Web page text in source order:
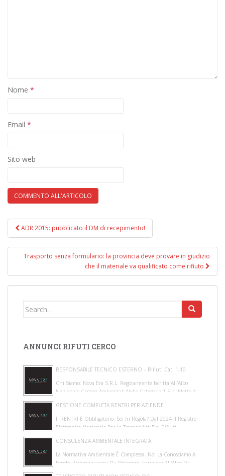
Nome *
Email *
Sito web
Navigazione post
ADR 2015: pubblicato il DM di recepimento!
Trasporto senza formulario: la provincia deve provare in giudizio
che il materiale va qualificato come rifiuto
Search for:
ANNUNCI RIFUTI CERCO
RESPONSABILE TECNICO ESTERNO – Rifiuti Cat. 1-10
Chi Siamo: Nova Era S.r.l. Regolarmente Iscritta All'Albo
Nazionale Gestori Ambientali Nelle Categorie 1 E 4, Mette A
GESTIONE COMPLETA RENTRI PER AZIENDE
Il RENTRI È Obbligatorio. Sei In Regola? Dal 2024 Il Registro
Elettronico Nazionale Per La Tracciabilità Dei Rifiuti
CONSULENZA AMBIENTALE INTEGRATA
La Normativa Ambientale È Complessa. Noi La Conosciamo A
Fondo. Autorizzazioni Da Ottenere, Iscrizioni All'Albo Da